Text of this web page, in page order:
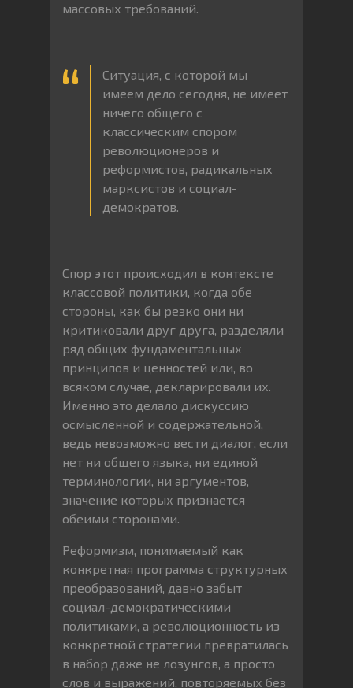
массовых требований.
Ситуация, с которой мы
имеем дело сегодня, не имеет
ничего общего с
классическим спором
революционеров и
реформистов, радикальных
марксистов и социал-
демократов.
Спор этот происходил в контексте
классовой политики, когда обе
стороны, как бы резко они ни
критиковали друг друга, разделяли
ряд общих фундаментальных
принципов и ценностей или, во
всяком случае, декларировали их.
Именно это делало дискуссию
осмысленной и содержательной,
ведь невозможно вести диалог, если
нет ни общего языка, ни единой
терминологии, ни аргументов,
значение которых признается
обеими сторонами.
Реформизм, понимаемый как
конкретная программа структурных
преобразований, давно забыт
социал-демократическими
политиками, а революционность из
конкретной стратегии превратилась
в набор даже не лозунгов, а просто
слов и выражений, повторяемых без